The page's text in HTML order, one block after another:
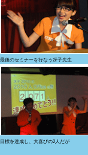
最後のセミナーを行なう冴子先生
目標を達成し、大喜びの2人だが